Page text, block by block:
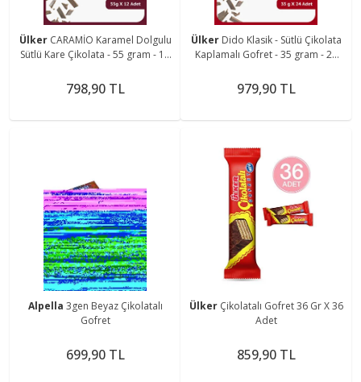
Ülker CARAMİO Karamel Dolgulu
Sütlü Kare Çikolata - 55 gram - 12
798,90 TL
Ülker Dido Klasik - Sütlü Çikolata
Kaplamalı Gofret - 35 gram - 24
979,90 TL
Alpella 3gen Beyaz Çikolatalı
Gofret
699,90 TL
Ülker Çikolatalı Gofret 36 Gr X 36
Adet
859,90 TL